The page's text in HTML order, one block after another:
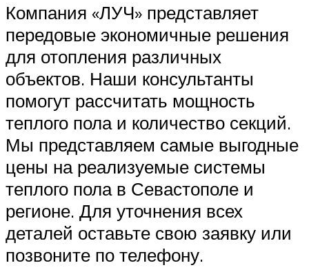
Компания «ЛУЧ» представляет
передовые экономичные решения
для отопления различных
объектов. Наши консультанты
помогут рассчитать мощность
теплого пола и количество секций.
Мы представляем самые выгодные
цены на реализуемые системы
теплого пола в Севастополе и
регионе. Для уточнения всех
деталей оставьте свою заявку или
позвоните по телефону.